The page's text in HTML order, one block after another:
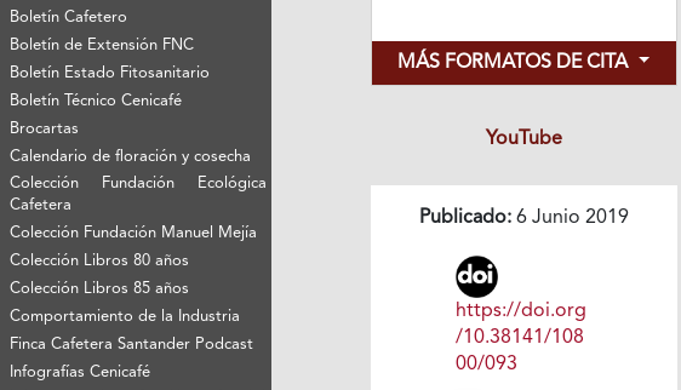
Boletín Cafetero
Boletín de Extensión FNC
Boletín Estado Fitosanitario
Boletín Técnico Cenicafé
Brocartas
Calendario de floración y cosecha
Colección Fundación Ecológica
Cafetera
Colección Fundación Manuel Mejía
Colección Libros 80 años
Colección Libros 85 años
Comportamiento de la Industria
Finca Cafetera Santander Podcast
Infografías Cenicafé
MÁS FORMATOS DE CITA
YouTube
Publicado:6 Junio 2019
https://doi.org
/10.38141/108
00/093